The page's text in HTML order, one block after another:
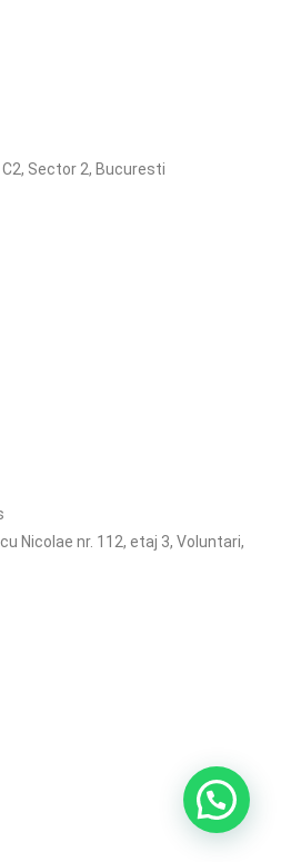
Sector 2, Bucuresti
Nicolae nr. 112, etaj 3, Voluntari,